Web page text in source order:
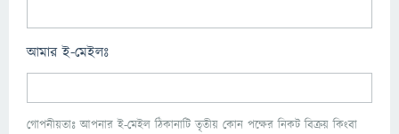
আমার ই-মেইলঃ
গোপনীয়তাঃ আপনার ই-মেইল ঠিকানাটি তৃতীয় কোন পক্ষের নিকট বিক্রয় কিংবা